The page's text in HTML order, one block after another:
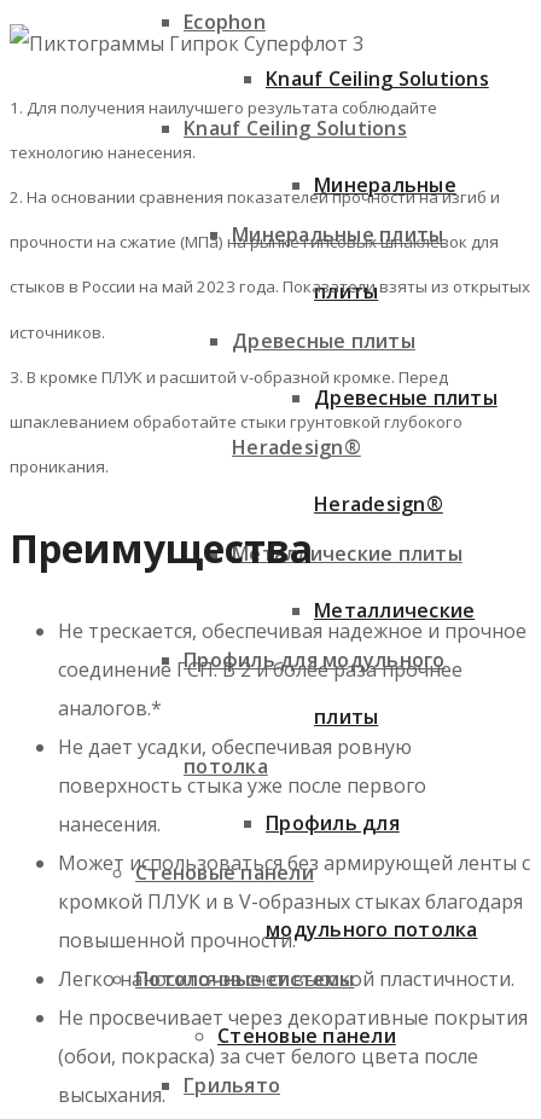
Ecophon
Knauf Ceiling Solutions
Минеральные плиты
Древесные плиты
Heradesign®
Металлические плиты
Профиль для модульного
потолка
Стеновые панели
Потолочные системы
Грильято
Knauf Ceiling Solutions
Минеральные
плиты
Древесные плиты
Heradesign®
Металлические
плиты
Профиль для
модульного потолка
Стеновые панели
1. Для получения наилучшего результата соблюдайте
технологию нанесения.
2. На основании сравнения показателей прочности на изгиб и
прочности на сжатие (МПа) на рынке гипсовых шпаклевок для
стыков в России на май 2023 года. Показатели взяты из открытых
источников.
3. В кромке ПЛУК и расшитой v-образной кромке. Перед
шпаклеванием обработайте стыки грунтовкой глубокого
проникания.
Преимущества
Не трескается, обеспечивая надежное и прочное
соединение ГСП. В 2 и более раза прочнее
аналогов.*
Не дает усадки, обеспечивая ровную
поверхность стыка уже после первого
нанесения.
Может использоваться без армирующей ленты с
кромкой ПЛУК и в V-образных стыках благодаря
повышенной прочности.
Легко наносится за счет высокой пластичности.
Не просвечивает через декоративные покрытия
(обои, покраска) за счет белого цвета после
высыхания.